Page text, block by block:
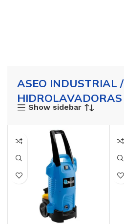
ASEO INDUSTRIAL /
HIDROLAVADORAS
Show sidebar